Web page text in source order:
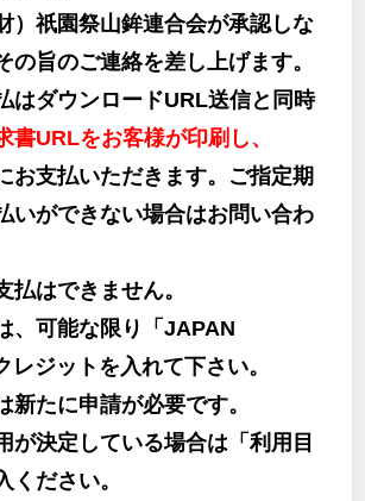
）祇園祭山鉾連合会が承認しな
の旨のご連絡を差し上げます。
はダウンロードURL送信と同時
書URLをお客様が印刷し、
お支払いただきます。ご指定期
いができない場合はお問い合わ
はできません。
、可能な限り「JAPAN
レジットを入れて下さい。
たに申請が必要です。
決定している場合は「利用目
ください。